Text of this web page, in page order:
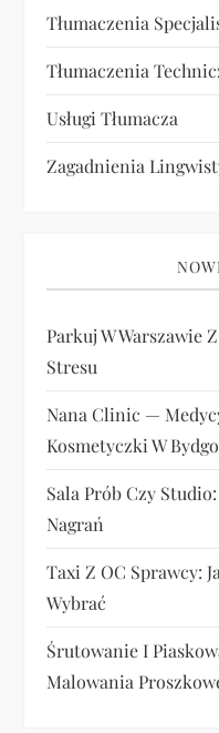
Tłumaczenia
Tłumaczenia
Usługi Tłumacza
Zagadnienia
Parkuj W Warszawie
Stresu
Nana Clinic —
Kosmetyczki W
Sala Prób Czy
Nagrań
Taxi Z OC Sprawcy:
Wybrać
Śrutowanie I
Malowania